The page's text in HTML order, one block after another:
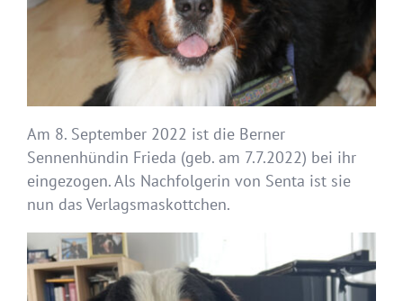
Am 8. September 2022 ist die Berner
Sennenhündin Frieda (geb. am 7.7.2022) bei ihr
eingezogen. Als Nachfolgerin von Senta ist sie
nun das Verlagsmaskottchen.